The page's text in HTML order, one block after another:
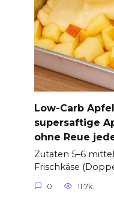
Low-Carb
supersaftige
ohne Reue
Zutaten 5–6
Frischkäse
0 11.7k.